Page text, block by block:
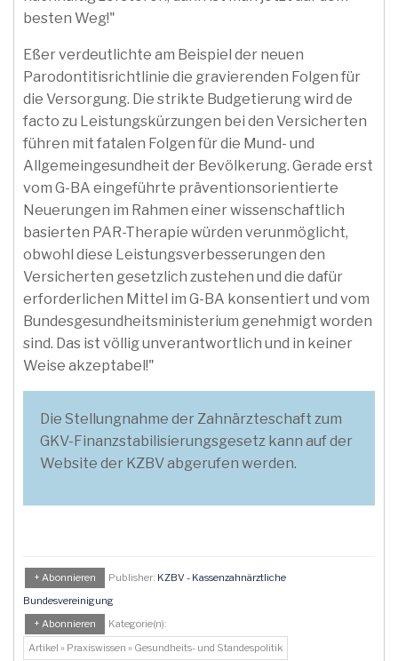
besten Weg!"
Eßer verdeutlichte am Beispiel der neuen
Parodontitisrichtlinie die gravierenden Folgen für
die Versorgung. Die strikte Budgetierung wird de
facto zu Leistungskürzungen bei den Versicherten
führen mit fatalen Folgen für die Mund- und
Allgemeingesundheit der Bevölkerung. Gerade erst
vom G-BA eingeführte präventionsorientierte
Neuerungen im Rahmen einer wissenschaftlich
basierten PAR-Therapie würden verunmöglicht,
obwohl diese Leistungsverbesserungen den
Versicherten gesetzlich zustehen und die dafür
erforderlichen Mittel im G-BA konsentiert und vom
Bundesgesundheitsministerium genehmigt worden
sind. Das ist völlig unverantwortlich und in keiner
Weise akzeptabel!"
Die Stellungnahme der Zahnärzteschaft zum
GKV-Finanzstabilisierungsgesetz kann auf der
Website der KZBV abgerufen werden.
+ Abonnieren Publisher: KZBV - Kassenzahnärztliche
Bundesvereinigung
+ Abonnieren
Kategorie(n):
Artikel » Praxiswissen » Gesundheits- und Standespolitik